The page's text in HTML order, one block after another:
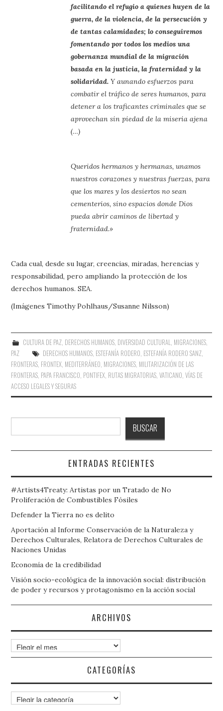
facilitando el refugio a quienes huyen de la
guerra, de la violencia, de la persecución y
de tantas calamidades; lo conseguiremos
fomentando por todos los medios una
gobernanza mundial de la migración
basada en la justicia, la fraternidad y la
solidaridad. Y aunando esfuerzos para
combatir el tráfico de seres humanos, para
detener a los traficantes criminales que se
aprovechan sin piedad de la miseria ajena
(…)
Queridos hermanos y hermanas, unamos
nuestros corazones y nuestras fuerzas, para
que los mares y los desiertos no sean
cementerios, sino espacios donde Dios
pueda abrir caminos de libertad y
fraternidad.»
Cada cual, desde su lugar, creencias, miradas, herencias y
responsabilidad, pero ampliando la protección de los
derechos humanos. SEA.
(Imágenes Timothy Pohlhaus/Susanne Nilsson)
CULTURA DE PAZ, DERECHOS HUMANOS, DIVERSIDAD CULTURAL MIGRACIONES,
PAZ
DERECHOS HUMANOS, ESTEFANÍA RODERO ESTEFANÍA RODERO SANZ,
FRONTERAS FRONTEX MEDITERRÁNEO MIGRACIONES MILITARIZACIÓN DE LAS
FRONTERAS PAPA FRANCISCO PONTIFEX RUTAS MIGRATORIAS ,VATICANO ,VÍAS DE
ACCESO LEGALES Y SEGURAS
BUSCAR
ENTRADAS RECIENTES
#Artists4Treaty: Artistas por un Tratado de No
Proliferación de Combustibles Fósiles
Defender la Tierra no es delito
Aportación al Informe Conservación de la Naturaleza y
Derechos Culturales, Relatora de Derechos Culturales de
Naciones Unidas
Economía de la credibilidad
Visión socio-ecológica de la innovación social: distribución
de poder y recursos y protagonismo en la acción social
ARCHIVOS
Archivos
CATEGORÍAS
Categorías